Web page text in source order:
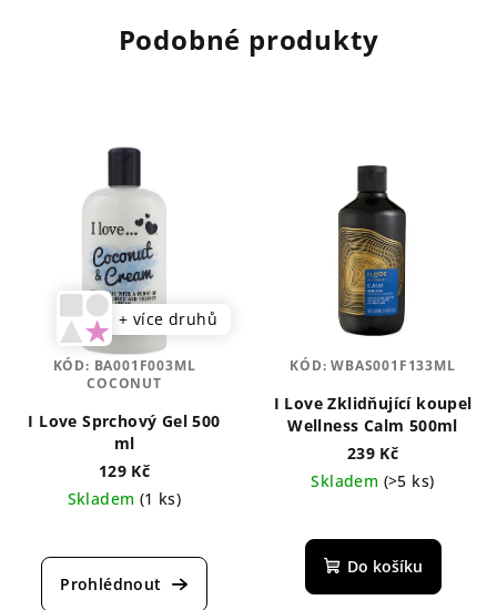
Podobné produkty
+ více druhů
I Love Sprchový Gel 500
ml
129 Kč
Skladem (1 ks)
KÓD: BA001F003ML
COCONUT
I Love Zklidňující koupel
Wellness Calm 500ml
239 Kč
Skladem (>5 ks)
Do košíku
KÓD:WBAS001F133ML